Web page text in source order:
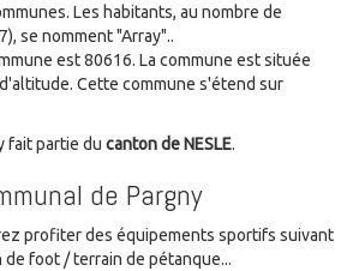
Les habitants, au nombre de
se nomment "Array"..
est 80616. La commune est située
Cette commune s'étend sur
fait partie du canton de NESLE.
de Pargny
profiter des équipements sportifs suivant
foot / terrain de pétanque...